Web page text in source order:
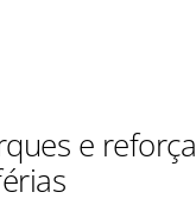
e reforça